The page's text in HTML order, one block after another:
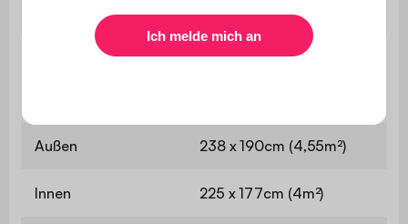
Wandstruktur
Außenseite über
Außen 238 x 190cm (4,55m²)
Innen 225 x 177cm (4m²)